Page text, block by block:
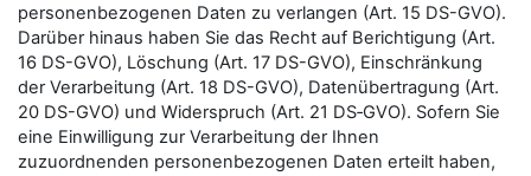
personenbezogenen Daten zu verlangen (Art. 15 DS-GVO).
Darüber hinaus haben Sie das Recht auf Berichtigung (Art.
16 DS-GVO), Löschung (Art. 17 DS-GVO), Einschränkung
der Verarbeitung (Art. 18 DS-GVO), Datenübertragung (Art.
20 DS-GVO) und Widerspruch (Art. 21 DS‑GVO). Sofern Sie
eine Einwilligung zur Verarbeitung der Ihnen
zuzuordnenden personenbezogenen Daten erteilt haben,